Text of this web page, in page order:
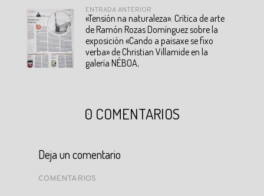
ENTRADA ANTERIOR
«Tensión na naturaleza». Crítica de arte
de Ramón Rozas Domínguez sobre la
exposición «Cando a paisaxe se fixo
verba» de Christian Villamide en la
galería NÉBOA,
0 COMENTARIOS
Deja un comentario
COMENTARIOS